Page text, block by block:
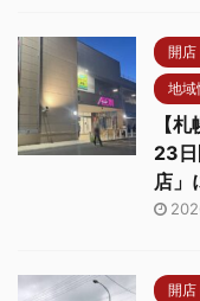
開店
地域
【
23日
店」
開店